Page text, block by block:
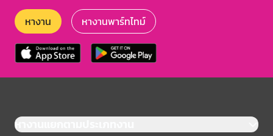
หางาน หางานพาร์ทไทม์
หางานแยกตามประเภทงาน